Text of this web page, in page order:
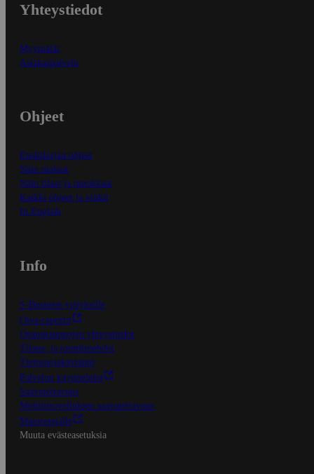
Yhteystiedot
Myymälät
Asiakaspalvelu
Ohjeet
Ensitilaajan ohjeet
Näin maksat
Näin tilaat ja muokkaat
Kaikki ohjeet ja vinkit
In English
Info
S-Business yrityksille
Oiva-raportit
Osuuskauppojen yhteystiedot
Tilaus- ja toimitusehdot
Tietosuojakäytäntö
Palvelun käyttöehdot
Saavutettavuus
Mobiilisovelluksen saavutettavuus
Mainostajalle
Muuta evästeasetuksia